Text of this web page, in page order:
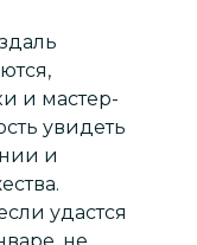
и мастер-
увидеть
и
удастся
не